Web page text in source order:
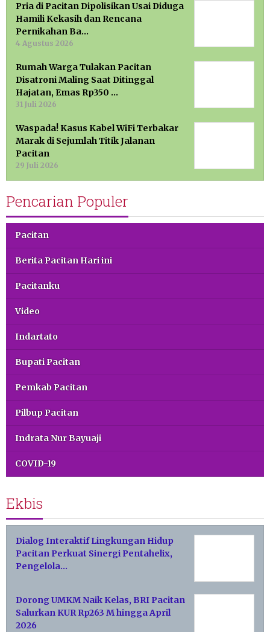
Pria di Pacitan Dipolisikan Usai Diduga
Hamili Kekasih dan Rencana
Pernikahan Ba…
4 Agustus 2026
Rumah Warga Tulakan Pacitan
Disatroni Maling Saat Ditinggal
Hajatan, Emas Rp350 …
31 Juli 2026
Waspada! Kasus Kabel WiFi Terbakar
Marak di Sejumlah Titik Jalanan
Pacitan
29 Juli 2026
Pencarian Populer
Pacitan
Berita Pacitan Hari ini
Pacitanku
Video
Indartato
Bupati Pacitan
Pemkab Pacitan
Pilbup Pacitan
Indrata Nur Bayuaji
COVID-19
Ekbis
Dialog Interaktif Lingkungan Hidup
Pacitan Perkuat Sinergi Pentahelix,
Pengelola…
Dorong UMKM Naik Kelas, BRI Pacitan
Salurkan KUR Rp263 M hingga April
2026